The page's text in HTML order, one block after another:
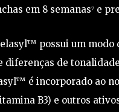
em 8 semanas⁷ e
possui um modo
diferenças de
é incorporado ao
B3) e outros